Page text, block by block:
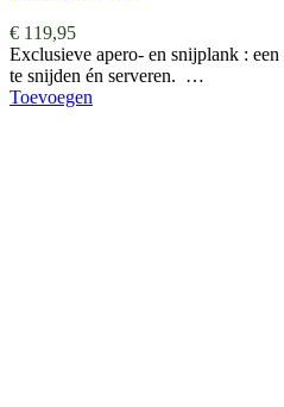
€ 119,95
Exclusieve apero- en snijplank :
te snijden én serveren. …
Toevoegen